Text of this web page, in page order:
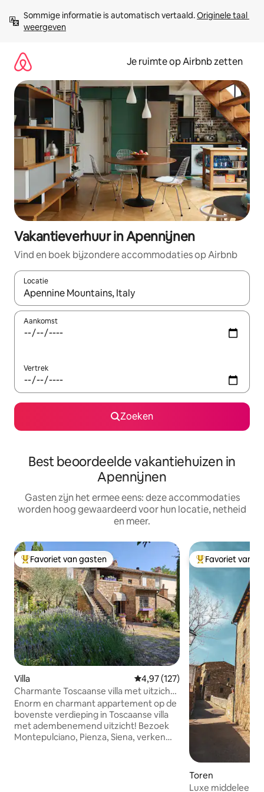
direct
naar
Sommige informatie is automatisch vertaald. Originele taal
weergeven
Je ruimte op Airbnb zetten
Vakantieverhuur in Apennijnen
Vind en boek bijzondere accommodaties op Airbnb
Locatie
Wanneer er suggesties beschikbaar zijn, maak je een keuze
Aankomst
Vertrek
Zoeken
Best beoordeelde vakantiehuizen in
Apennijnen
Gasten zijn het ermee eens: deze accommodaties
worden hoog gewaardeerd voor hun locatie, netheid
en meer.
Topfavoriet van gasten
Favoriet van gasten
Villa Gemiddelde beoordeling van
4,97 (127)
Charmante Toscaanse villa met uitzicht
voor familie en vrienden
Enorm en charmant appartement op de
bovenste verdieping in Toscaanse villa
met adembenemend uitzicht! Bezoek
Montepulciano, Pienza, Siena, verken
Topfavoriet van
Favoriet van
Toren
Luxe